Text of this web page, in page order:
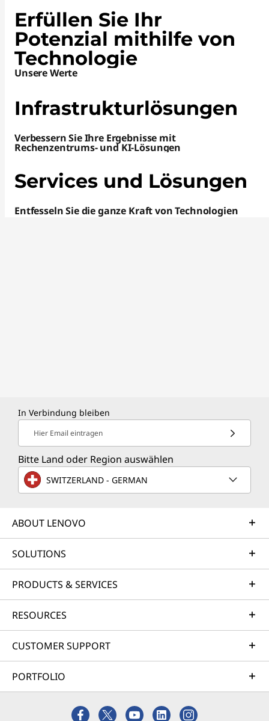
Erfüllen Sie Ihr
Potenzial mithilfe von
Technologie
Unsere Werte
Infrastrukturlösungen
Verbessern Sie Ihre Ergebnisse mit
Rechenzentrums- und KI-Lösungen
Services und Lösungen
Entfesseln Sie die ganze Kraft von Technologien
In Verbindung bleiben
Hier Email eintragen
Bitte Land oder Region auswählen
SWITZERLAND - GERMAN
ABOUT LENOVO
SOLUTIONS
PRODUCTS & SERVICES
RESOURCES
CUSTOMER SUPPORT
PORTFOLIO